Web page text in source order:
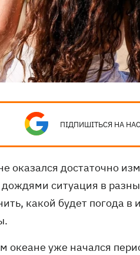
ПІДПИШІТЬСЯ НА НАС
оказался достаточно
ситуация в
какой будет погода
океане уже начался